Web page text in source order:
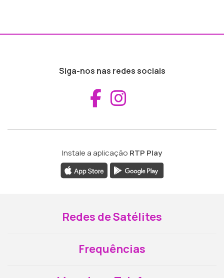
Siga-nos nas redes sociais
Aceder ao
Instale a aplicação RTP Play
Redes de Satélites
Frequências